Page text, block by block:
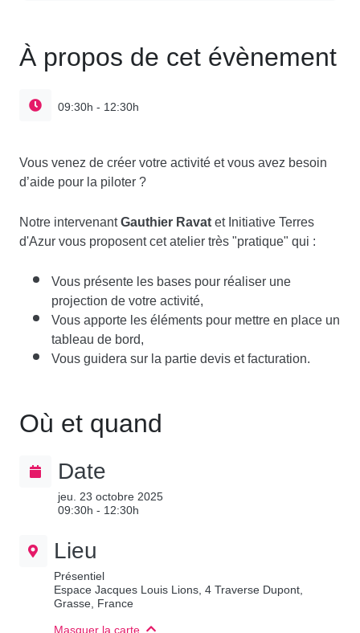
À propos de cet évènement
09:30h - 12:30h
Vous venez de créer votre activité et vous avez besoin
d’aide pour la piloter ?
Notre intervenantGauthier Ravat et Initiative Terres
d'Azur vous proposent cet atelier très "pratique" qui :
Vous présente les bases pour réaliser une
projection de votre activité,
Vous apporte les éléments pour mettre en place un
tableau de bord,
Vous guidera sur la partie devis et facturation.
Où et quand
Date
jeu. 23 octobre 2025
09:30h - 12:30h
Lieu
Présentiel
Espace Jacques Louis Lions, 4 Traverse Dupont,
Grasse, France